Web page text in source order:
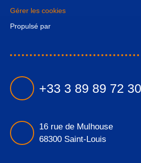
Gérer les cookies
Propulsé par
+33 3 89 89 72 30
16 rue de Mulhouse
68300 Saint-Louis